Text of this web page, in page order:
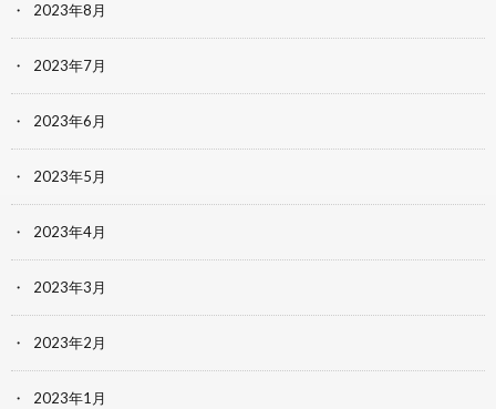
2023年8月
2023年7月
2023年6月
2023年5月
2023年4月
2023年3月
2023年2月
2023年1月